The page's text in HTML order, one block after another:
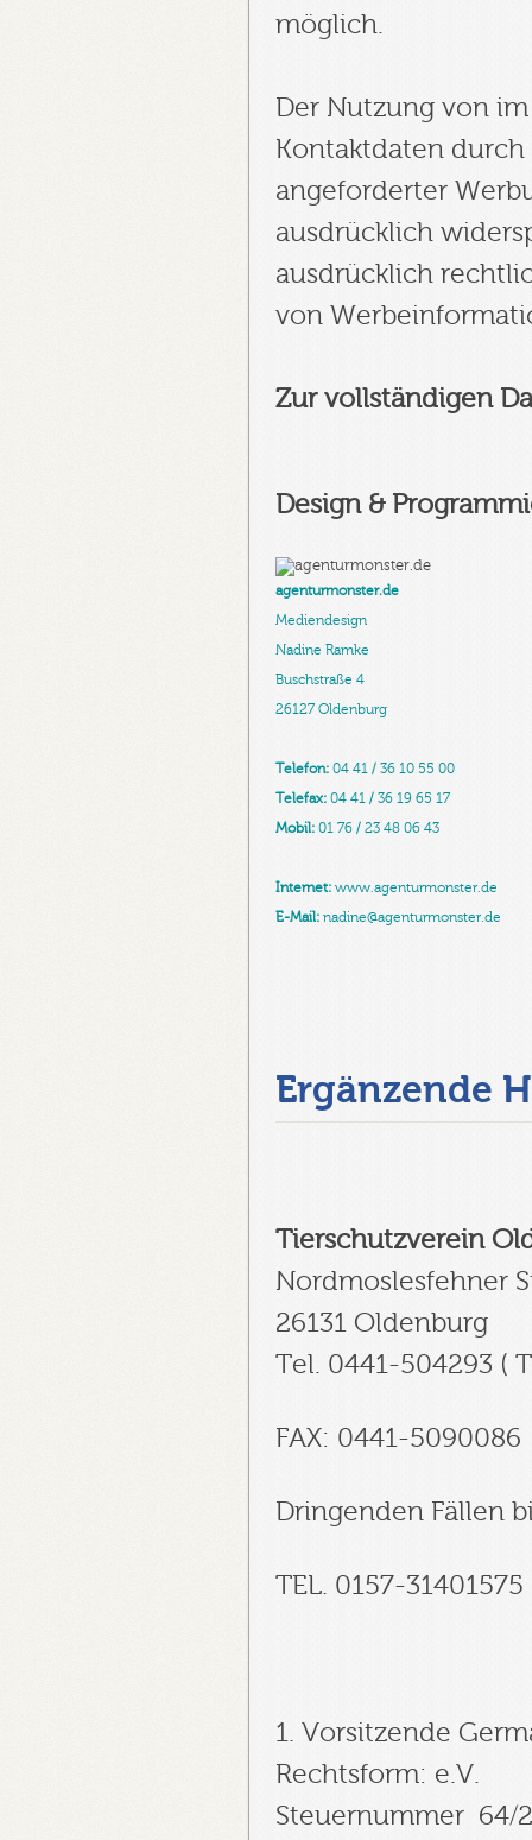
möglich.
Der Nutzung von
Kontaktdaten
angeforderter
ausdrücklich
ausdrücklich
von
Zur vollständigen
Design &
agenturmonster.de
Mediendesign
Nadine Ramke
Buschstraße 4
26127 Oldenburg
Telefon: 04 41 / 36 10 55 00
Telefax: 04 41 / 36 19 65 17
Mobil: 01 76 / 23 48 06 43
Internet: www.agenturmonster.de
E-Mail: nadine@agenturmonster.de
Ergänzende
Tierschutzverein
Nordmoslesfehner
26131 Oldenburg
Tel. 0441-504293 (
FAX: 0441-5090086
Dringenden Fällen
TEL. 0157-31401575
1. Vorsitzende
Rechtsform: e.V.
Steuernummer 64/